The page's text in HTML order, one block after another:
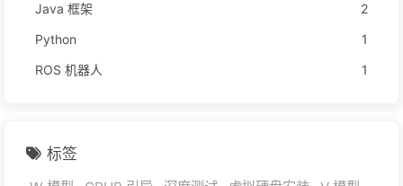
Java 框架
2
Python
1
ROS 机器人
1
标签